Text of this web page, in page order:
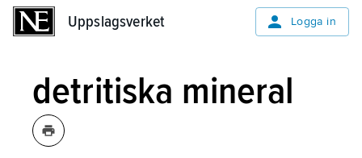
Uppslagsverket Logga in
detritiska mineral